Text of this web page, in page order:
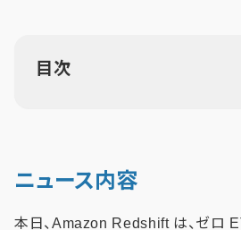
目次
ニュース内容
本日、Amazon Redshift は、ゼロ